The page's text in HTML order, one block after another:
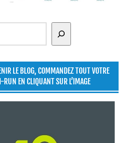
LE BLOG, COMMANDEZ TOUT VOTRE
RUN EN CLIQUANT SUR L’IMAGE